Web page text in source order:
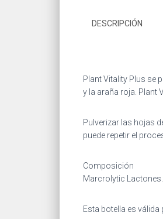
DESCRIPCIÓN
Plant Vitality Plus se
y la araña roja. Plant
Pulverizar las hojas
puede repetir el
Composición
Marcrolytic
Esta botella es válida